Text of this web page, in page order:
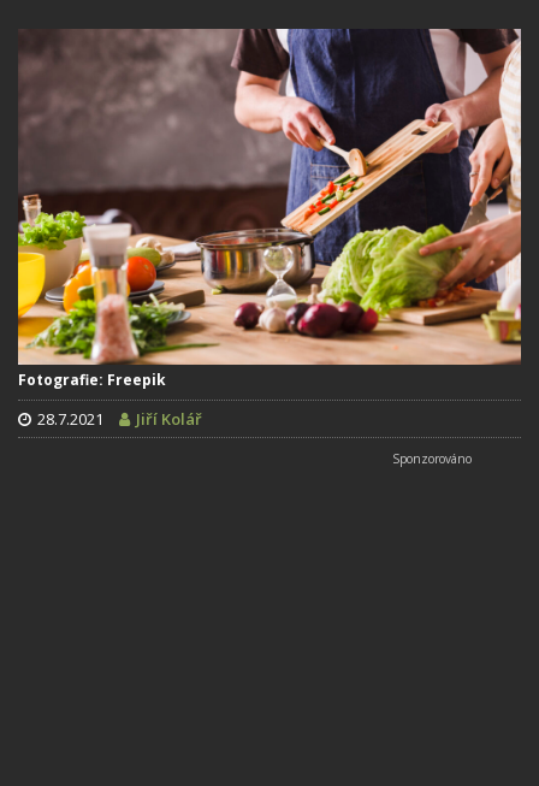
Fotografie: Freepik
28.7.2021 Jiří Kolář